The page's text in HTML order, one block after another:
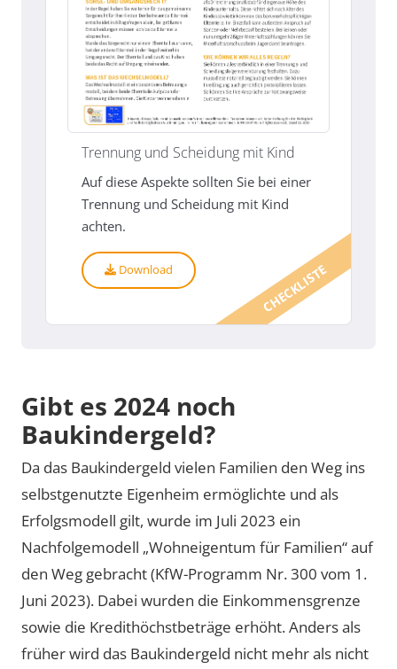
CHECKLISTE
Trennung und Scheidung mit Kind
Auf diese Aspekte sollten Sie bei einer
Trennung und Scheidung mit Kind
achten.
Download
Gibt es 2024 noch
Baukindergeld?
Da das Baukindergeld vielen Familien den Weg ins
selbstgenutzte Eigenheim ermöglichte und als
Erfolgsmodell gilt, wurde im Juli 2023 ein
Nachfolgemodell „Wohneigentum für Familien“ auf
den Weg gebracht (KfW-Programm Nr. 300 vom 1.
Juni 2023). Dabei wurden die Einkommensgrenze
sowie die Kredithöchstbeträge erhöht. Anders als
früher wird das Baukindergeld nicht mehr als nicht